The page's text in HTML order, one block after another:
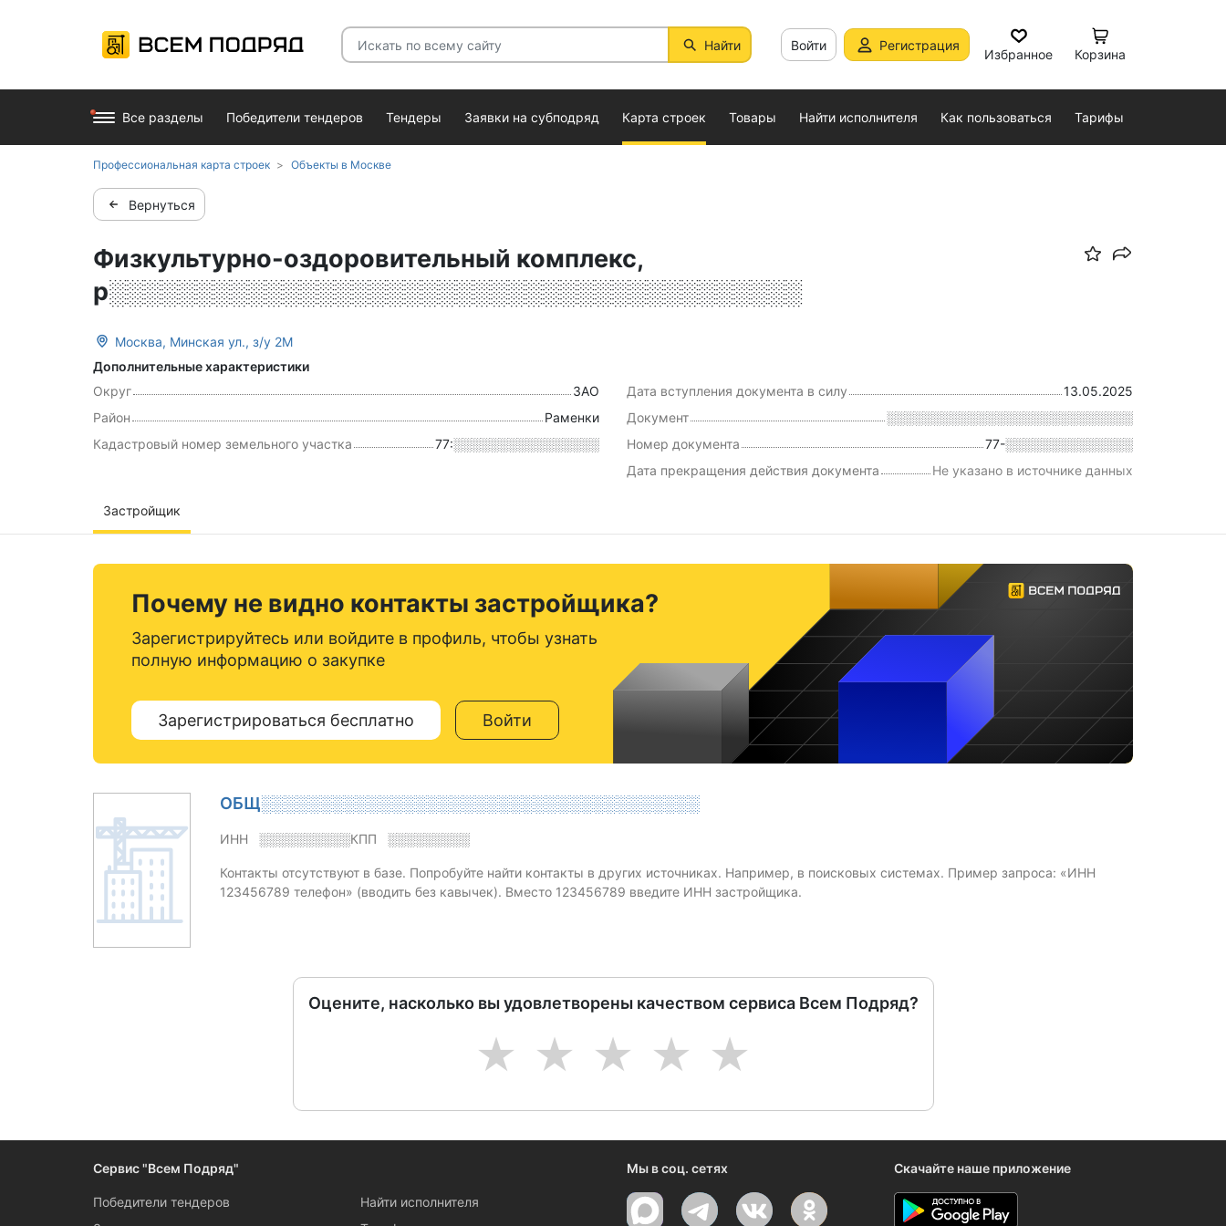
Найти Войти Регистрация
Избранное Корзина
Все разделы Победители тендеров Тендеры Заявки на субподряд Карта строек Товары Найти исполнителя Как пользоваться Тарифы
Профессиональная карта строек Объекты в Москве
Вернуться
Физкультурно-оздоровительный комплекс,
р░░░░░░░░░░░░░░░░░░░░░░░░░░░░░░░░░░░░░░░░
Москва, Минская ул., з/у 2М
Дополнительные характеристики
Округ
ЗАО
Район
Раменки
Кадастровый номер земельного участка
77:░░░░░░░░░░░░░░░░
Дата вступления документа в силу
13.05.2025
Документ
░░░░░░░░░░░░░░░░░░░░░░░░░░░
Номер документа
77-░░░░░░░░░░░░░░
Дата прекращения действия документа
Не указано в источнике данных
Застройщик
Почему не видно контакты застройщика?
Зарегистрируйтесь или войдите в профиль, чтобы узнать
полную информацию о закупке
Зарегистрироваться бесплатно Войти
ОБЩ░░░░░░░░░░░░░░░░░░░░░░░░░░░░░░░░░░░░░
ИНН ░░░░░░░░░░КПП ░░░░░░░░░
Контакты отсутствуют в базе. Попробуйте найти контакты в других источниках. Например, в поисковых системах. Пример запроса: «ИНН
123456789 телефон» (вводить без кавычек). Вместо 123456789 введите ИНН застройщика.
Оцените, насколько вы удовлетворены качеством сервиса Всем Подряд?
5
4
3
2
1
Сервис "Всем Подряд"
Победители тендеров
Найти исполнителя
Мы в соц. сетях Скачайте наше приложение